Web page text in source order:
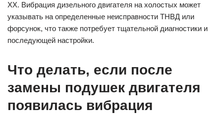
ХХ. Вибрация дизельного двигателя на холостых может
указывать на определенные неисправности ТНВД или
форсунок, что также потребует тщательной диагностики и
последующей настройки.
Что делать, если после
замены подушек двигателя
появилась вибрация